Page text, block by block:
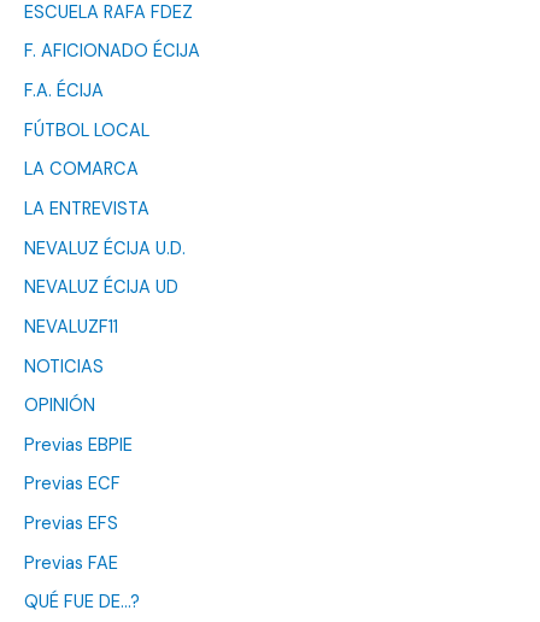
ESCUELA RAFA FDEZ
F. AFICIONADO ÉCIJA
F.A. ÉCIJA
FÚTBOL LOCAL
LA COMARCA
LA ENTREVISTA
NEVALUZ ÉCIJA U.D.
NEVALUZ ÉCIJA UD
NEVALUZF11
NOTICIAS
OPINIÓN
Previas EBPIE
Previas ECF
Previas EFS
Previas FAE
QUÉ FUE DE…?